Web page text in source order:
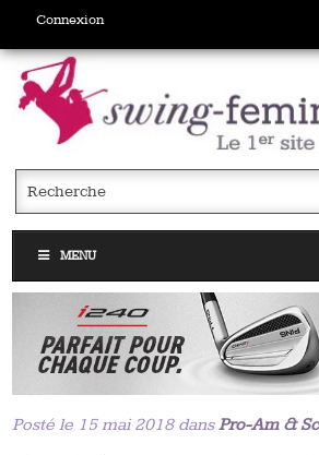
Connexion
MENU
Posté le 15 mai 2018 dansPro-Am &